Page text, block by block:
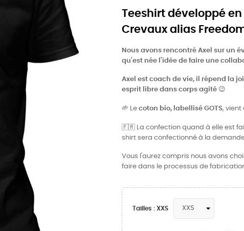
Teeshirt développé
Crevaux alias
Nous avons rencontré Axel sur un
qu'est née l'idée de faire une
Axel est coach de vie, il répend la
esprit libre dans corps agité 😉
🌱 Le coton bio, labellisé GOTS, vient
🇫🇷 La confection quand à elle est
shirt sera confectionné à la
Vous l'aurez compris nous avons
faire dans le processus de
Tailles : XXS